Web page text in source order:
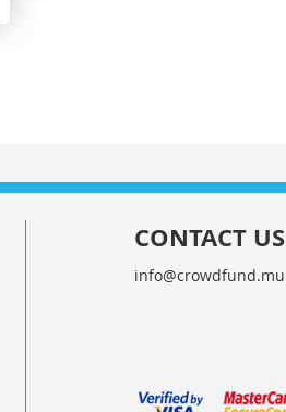
CONTACT US
info@crowdfund.mu